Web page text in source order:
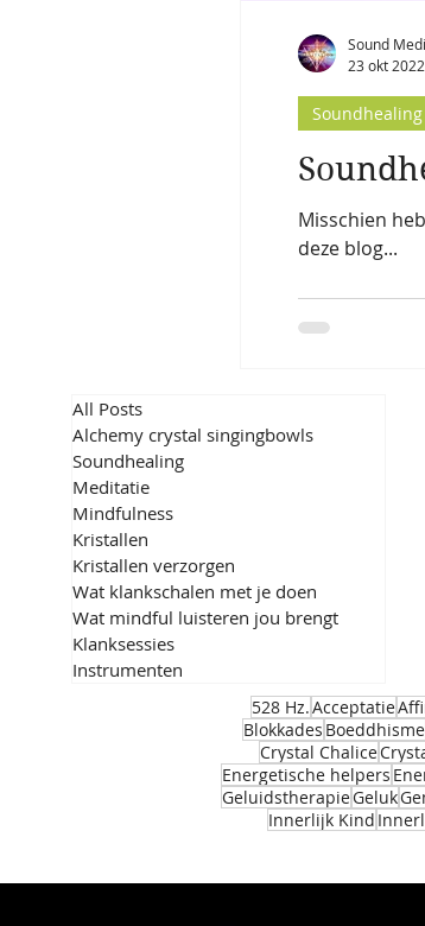
Misschien
deze blog...
Soundhealing
Sound
23 okt 2022
All Posts
Alchemy crystal singingbowls
Soundhealing
Meditatie
Mindfulness
Kristallen
Kristallen verzorgen
Wat klankschalen met je doen
Wat mindful luisteren jou brengt
Klanksessies
Instrumenten
528 Hz.Acceptatie
Blokkades Boeddhisme
Crystal Chalice
Energetische helpers
GeluidstherapieGeluk
Innerlijk Kind